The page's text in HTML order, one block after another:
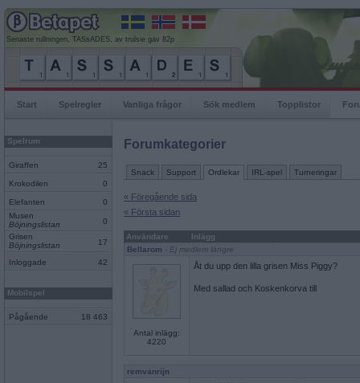
Senaste rullningen, TASsADES, av trulsie gav 82p
Start Spelregler Vanliga frågor Sök medlem Topplistor
Spelrum
Giraffen 25
Krokodilen 0
Elefanten
0
Musen
Böjningslistan
0
Grisen
Böjningslistan
17
Inloggade 42
Mobilspel
Pågående 18 463
Forumkategorier
Snack Support Ordlekar IRL-spel Turneringar
« Föregående sida
« Första sidan
Användare
Inlägg
Bellarom - Ej medlem längre
Antal inlägg:
4220
Åt du upp den lilla grisen Miss Piggy?
Med sallad och Koskenkorva till
remvanrijn